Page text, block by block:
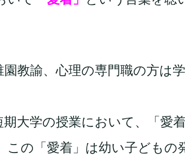
園教諭、心理の専門職の方は
大学の授業において、「愛
この「愛着」は幼い子どもの